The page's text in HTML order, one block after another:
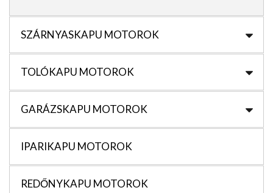
SZÁRNYASKAPU MOTOROK
TOLÓKAPU MOTOROK
GARÁZSKAPU MOTOROK
IPARIKAPU MOTOROK
REDŐNYKAPU MOTOROK